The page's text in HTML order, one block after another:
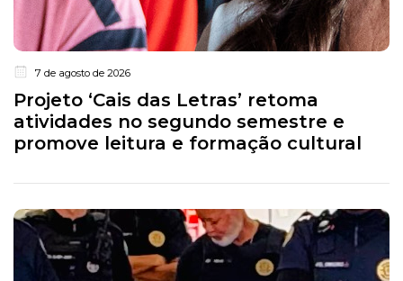
7 de agosto de 2026
Projeto ‘Cais das Letras’ retoma
atividades no segundo semestre e
promove leitura e formação cultural